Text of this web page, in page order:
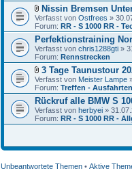
Nissin Bremsen
Verfasst von Ostfrees »
Forum: RR - S 1000 RR -
Perfektionstraining
Verfasst von chris1288gti »
Forum: Rennstrecken
3 Tage Taunustour
Verfasst von Meister Lampe
Forum: Treffen - Ausfahrten
Rückruf alle BMW S
Verfasst von herbyei »
Forum: RR - S 1000 RR -
Unbeantwortete Themen • Aktive